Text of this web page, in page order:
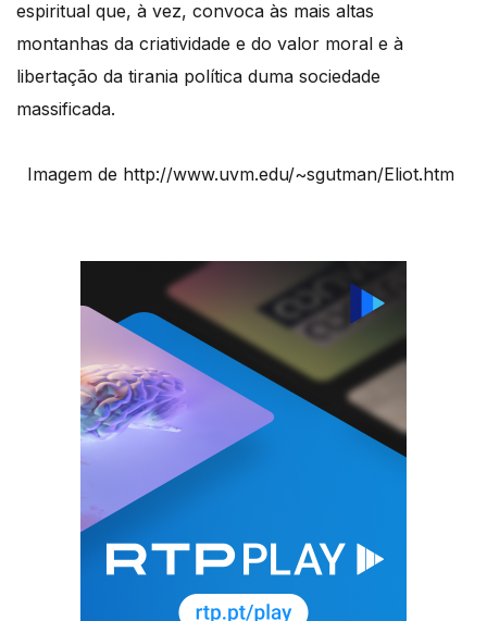
espiritual que, à vez, convoca às mais altas
montanhas da criatividade e do valor moral e à
libertação da tirania política duma sociedade
massificada.
Imagem de http://www.uvm.edu/~sgutman/Eliot.htm